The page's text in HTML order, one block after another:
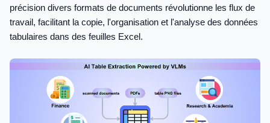
précision divers formats de documents révolutionne les flux de
travail, facilitant la copie, l'organisation et l'analyse des données
tabulaires dans des feuilles Excel.